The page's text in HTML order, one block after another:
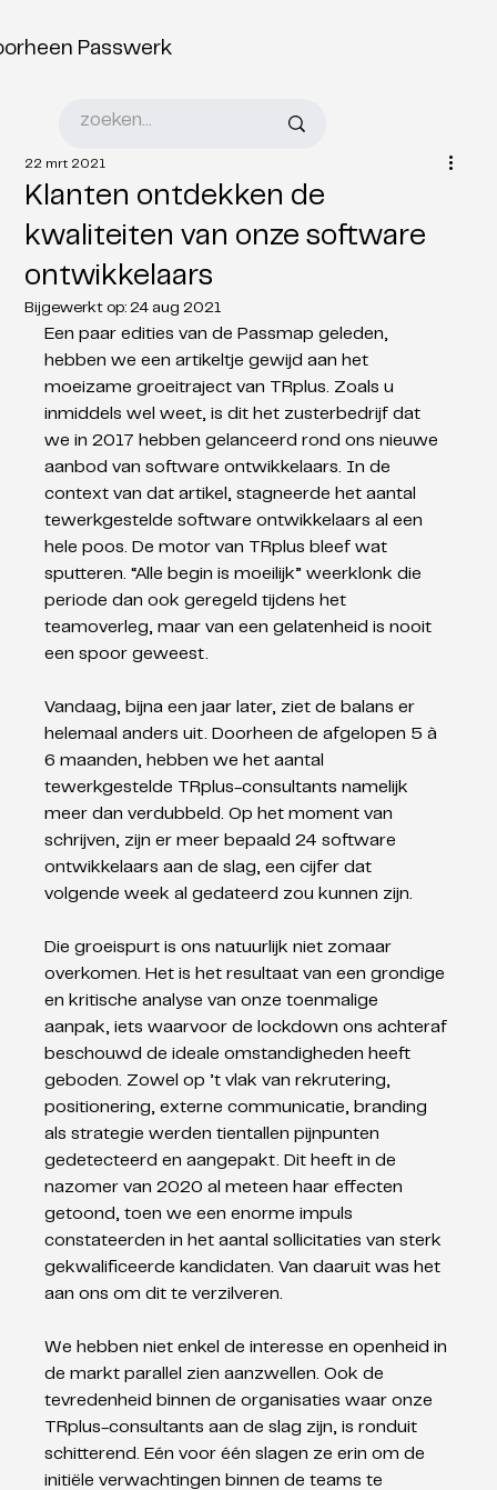
Passwerk
Klanten ontdekken de
kwaliteiten van onze software
ontwikkelaars
22 mrt 2021
Bijgewerkt op:24 aug 2021
Een paar edities van de Passmap geleden,
hebben we een artikeltje gewijd aan het
moeizame groeitraject van TRplus. Zoals u
inmiddels wel weet, is dit het zusterbedrijf dat
we in 2017 hebben gelanceerd rond ons nieuwe
aanbod van software ontwikkelaars. In de
context van dat artikel, stagneerde het aantal
tewerkgestelde software ontwikkelaars al een
hele poos. De motor van TRplus bleef wat
sputteren. “Alle begin is moeilijk” weerklonk die
periode dan ook geregeld tijdens het
teamoverleg, maar van een gelatenheid is nooit
een spoor geweest.
Vandaag, bijna een jaar later, ziet de balans er
helemaal anders uit. Doorheen de afgelopen 5 à
6 maanden, hebben we het aantal
tewerkgestelde TRplus-consultants namelijk
meer dan verdubbeld. Op het moment van
schrijven, zijn er meer bepaald 24 software
ontwikkelaars aan de slag, een cijfer dat
volgende week al gedateerd zou kunnen zijn.
Die groeispurt is ons natuurlijk niet zomaar
overkomen. Het is het resultaat van een grondige
en kritische analyse van onze toenmalige
aanpak, iets waarvoor de lockdown ons achteraf
beschouwd de ideale omstandigheden heeft
geboden. Zowel op ’t vlak van rekrutering,
positionering, externe communicatie, branding
als strategie werden tientallen pijnpunten
gedetecteerd en aangepakt. Dit heeft in de
nazomer van 2020 al meteen haar effecten
getoond, toen we een enorme impuls
constateerden in het aantal sollicitaties van sterk
gekwalificeerde kandidaten. Van daaruit was het
aan ons om dit te verzilveren.
We hebben niet enkel de interesse en openheid in
de markt parallel zien aanzwellen. Ook de
tevredenheid binnen de organisaties waar onze
TRplus-consultants aan de slag zijn, is ronduit
schitterend. Eén voor één slagen ze erin om de
initiële verwachtingen binnen de teams te